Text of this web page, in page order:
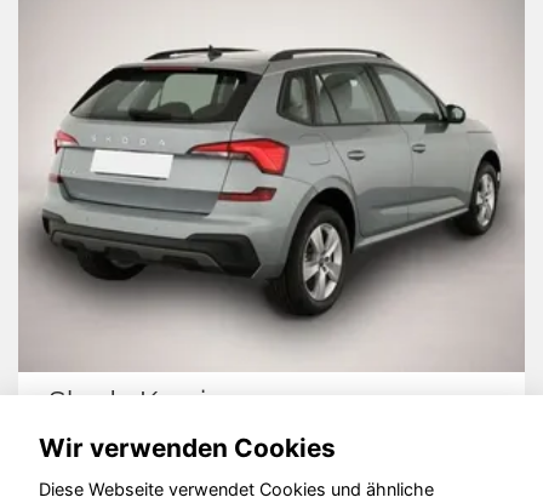
Skoda Kamiq
Wir verwenden Cookies
Diese Webseite verwendet Cookies und ähnliche